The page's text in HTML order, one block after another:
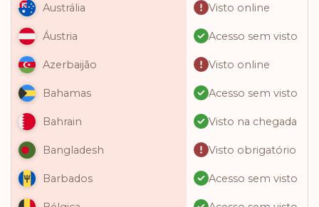
Austrália Visto online
Áustria Acesso sem visto
Azerbaijão Visto online
Bahamas Acesso sem visto
Bahrain Visto na chegada
Bangladesh Visto obrigatório
Barbados Acesso sem visto